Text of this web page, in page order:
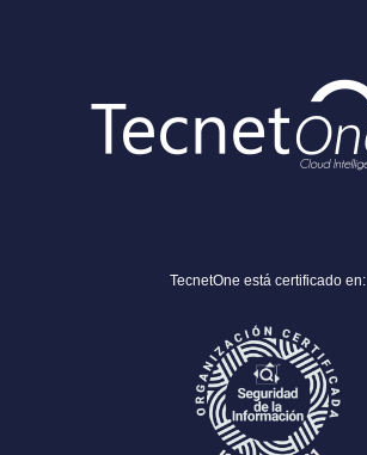
TecnetOne está certificado en: